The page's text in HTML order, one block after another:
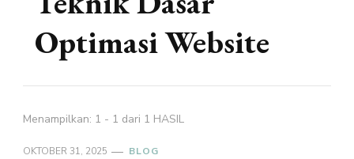
Optimasi Website
Menampilkan: 1 - 1 dari 1 HASIL
OKTOBER 31, 2025 BLOG